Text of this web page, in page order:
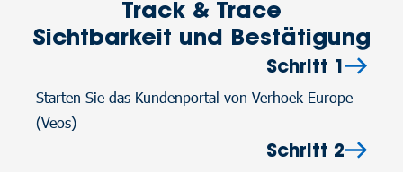
Track & Trace
Sichtbarkeit und Bestätigung
Schritt 1
Starten Sie das Kundenportal von Verhoek Europe
(Veos)
Schritt 2